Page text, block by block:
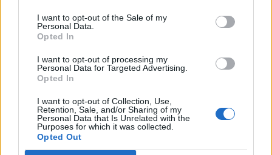
I want to opt-out of the Sale of my
Personal Data.
Opted In
I want to opt-out of processing my
Personal Data for Targeted Advertising.
Opted In
I want to opt-out of Collection, Use,
Retention, Sale, and/or Sharing of my
Personal Data that Is Unrelated with the
Purposes for which it was collected.
Opted Out